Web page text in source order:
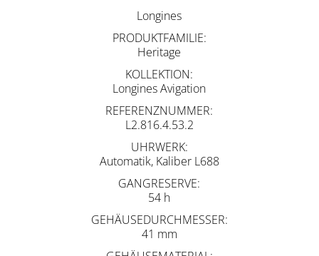
Longines
PRODUKTFAMILIE
Heritage
KOLLEKTION
Longines Avigation
REFERENZNUMMER
L2.816.4.53.2
UHRWERK
Automatik, Kaliber L688
GANGRESERVE
54 h
GEHÄUSEDURCHMESSER
41 mm